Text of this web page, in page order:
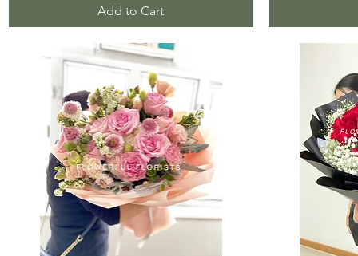
Add to Cart